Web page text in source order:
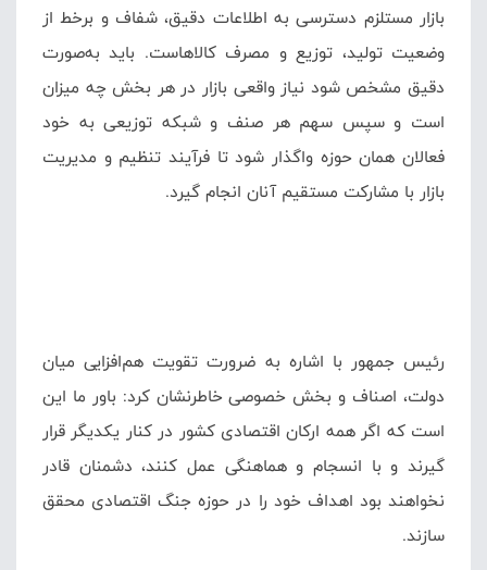
بازار مستلزم دسترسی به اطلاعات دقیق، شفاف و برخط از
وضعیت تولید، توزیع و مصرف کالاهاست. باید به‌صورت
دقیق مشخص شود نیاز واقعی بازار در هر بخش چه میزان
است و سپس سهم هر صنف و شبکه توزیعی به خود
فعالان همان حوزه واگذار شود تا فرآیند تنظیم و مدیریت
بازار با مشارکت مستقیم آنان انجام گیرد.
رئیس جمهور با اشاره به ضرورت تقویت هم‌افزایی میان
دولت، اصناف و بخش خصوصی خاطرنشان کرد: باور ما این
است که اگر همه ارکان اقتصادی کشور در کنار یکدیگر قرار
گیرند و با انسجام و هماهنگی عمل کنند، دشمنان قادر
نخواهند بود اهداف خود را در حوزه جنگ اقتصادی محقق
سازند.